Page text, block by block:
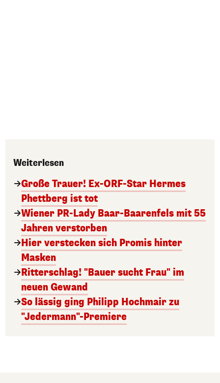
Weiterlesen
Große Trauer! Ex-ORF-Star Hermes
Phettberg ist tot
Wiener PR-Lady Baar-Baarenfels mit 55
Jahren verstorben
Hier verstecken sich Promis hinter
Masken
Ritterschlag! "Bauer sucht Frau" im
neuen Gewand
So lässig ging Philipp Hochmair zu
"Jedermann"-Premiere